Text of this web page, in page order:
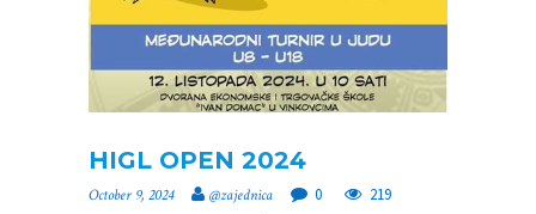
HIGL OPEN 2024
October 9, 2024 @zajednica 0 219